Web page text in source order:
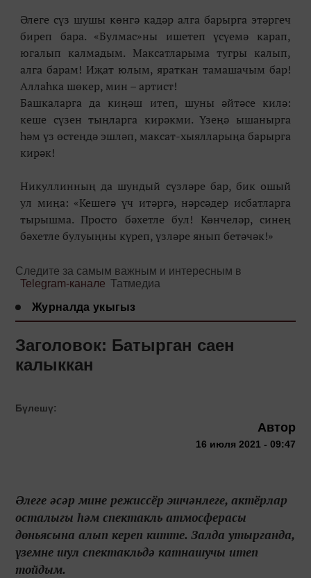
Әлеге сүз шушы көнгә кадәр алга барырга этәргеч
биреп бара. «Булмас»ны ишетеп үсүемә карап,
югалып калмадым. Максатларыма тугры калып,
алга барам! Иҗат юлым, яраткан тамашачым бар!
Аллаһка шөкер, мин – артист!
Башкаларга да киңәш итеп, шуны әйтәсе килә:
кеше сүзен тыңларга кирәкми. Үзеңә ышанырга
һәм үз өстеңдә эшләп, максат-хыялларыңа барырга
кирәк!
Никуллинның да шундый сүзләре бар, бик ошый
ул миңа: «Кешегә үч итәргә, нәрсәдер исбатларга
тырышма. Просто бәхетле бул! Көнчеләр, синең
бәхетле булуыңны күреп, үзләре янып бетәчәк!»
Следите за самым важным и интересным в
Telegram-канале Татмедиа
Журналда укыгыз
Заголовок: Батырган саен
калыккан
Бүлешү:
Автор
16 июля 2021 - 09:47
Әлеге әсәр мине режиссёр эшчәнлеге, актёрлар
осталыгы һәм спектакль атмосферасы
дөньясына алып кереп китте. Залда утырганда,
үземне шул спектакльдә катнашучы итеп
тойдым.